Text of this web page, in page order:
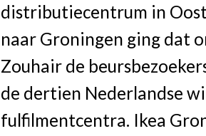
distributiecentrum in
naar Groningen ging dat
Zouhair de
de dertien Nederlandse
fulfilmentcentra. Ikea